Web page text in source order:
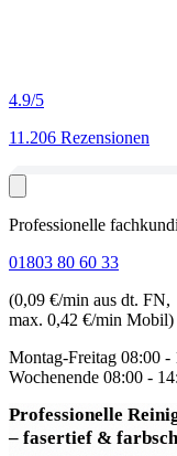
4.9/5
11.206 Rezensionen
Professionelle
01803 80 60 33
(0,09 €/min aus dt. FN,
max. 0,42 €/min Mobil)
Montag-Freitag 08:00 -
Wochenende 08:00 -
Professionelle
– fasertief &